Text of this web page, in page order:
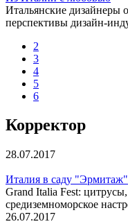
Итальянские дизайнеры
перспективы дизайн-
2
3
4
5
6
Корректор
28.07.2017
Италия в саду "Эрмитаж"
Grand Italia Fest:
средиземноморское
26.07.2017